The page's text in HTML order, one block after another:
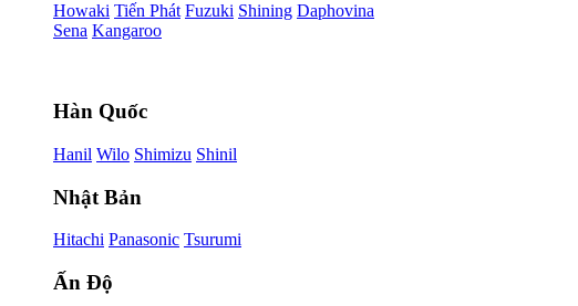
Howaki Tiến Phát Fuzuki Shining Daphovina
Sena Kangaroo
Hàn Quốc
Hanil Wilo Shimizu Shinil
Nhật Bản
Hitachi Panasonic Tsurumi
Ấn Độ